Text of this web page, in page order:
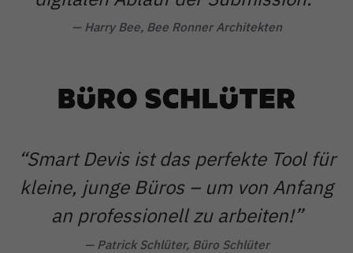
— Harry Bee, Bee Ronner Architekten
“Smart Devis ist das perfekte Tool für
kleine, junge Büros – um von Anfang
an professionell zu arbeiten!”
— Patrick Schlüter, Büro Schlüter